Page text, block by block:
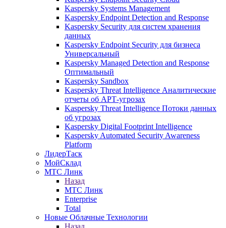
Kaspersky Systems Management
Kaspersky Endpoint Detection and Response
Kaspersky Security для систем хранения
данных
Kaspersky Endpoint Security для бизнеса
Универсальный
Kaspersky Managed Detection and Response
Оптимальный
Kaspersky Sandbox
Kaspersky Threat Intelligence Аналитические
отчеты об АРТ-угрозах
Kaspersky Threat Intelligence Потоки данных
об угрозах
Kaspersky Digital Footprint Intelligence
Kaspersky Automated Security Awareness
Platform
ЛидерТаск
МойСклад
МТС Линк
Назад
МТС Линк
Enterprise
Total
Новые Облачные Технологии
Назад